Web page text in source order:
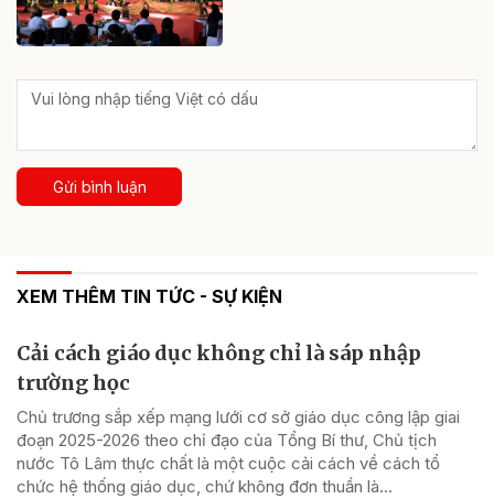
Gửi bình luận
XEM THÊM TIN TỨC - SỰ KIỆN
Cải cách giáo dục không chỉ là sáp nhập
trường học
Chủ trương sắp xếp mạng lưới cơ sở giáo dục công lập giai
đoạn 2025-2026 theo chỉ đạo của Tổng Bí thư, Chủ tịch
nước Tô Lâm thực chất là một cuộc cải cách về cách tổ
chức hệ thống giáo dục, chứ không đơn thuần là...